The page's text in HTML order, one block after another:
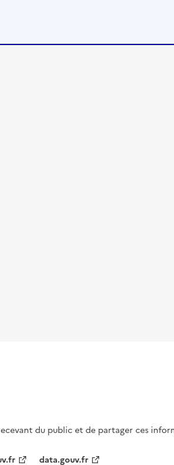
du public et de partager ces
data.gouv.fr